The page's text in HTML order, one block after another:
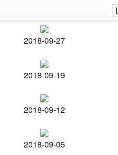
2018-09-27
2018-09-19
2018-09-12
2018-09-05